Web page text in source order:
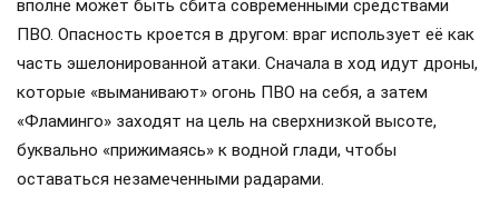
вполне может быть сбита современными средствами
ПВО. Опасность кроется в другом: враг использует её как
часть эшелонированной атаки. Сначала в ход идут дроны,
которые «выманивают» огонь ПВО на себя, а затем
«Фламинго» заходят на цель на сверхнизкой высоте,
буквально «прижимаясь» к водной глади, чтобы
оставаться незамеченными радарами.